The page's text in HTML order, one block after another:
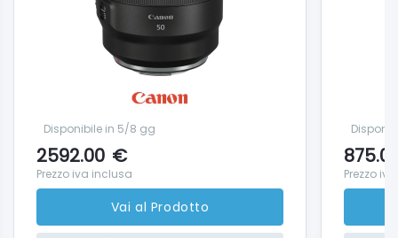
Disponibile in 5/8 gg
2592.00 €
Prezzo iva inclusa
Vai al Prodotto
Prezzo